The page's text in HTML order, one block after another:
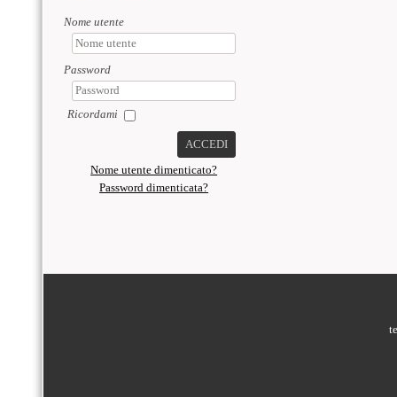
Nome utente
Password
Ricordami
ACCEDI
Nome utente dimenticato?
Password dimenticata?